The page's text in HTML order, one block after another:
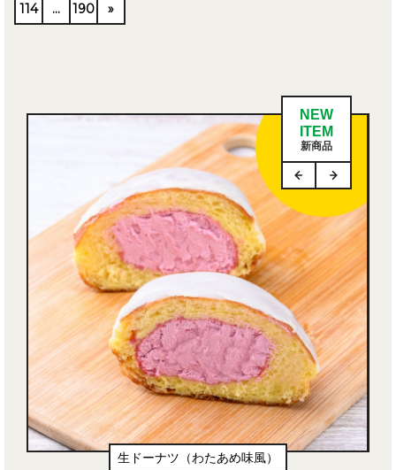
114 … 190 »
NEW
ITEM
新商品
生ドーナツ（わたあめ味風）